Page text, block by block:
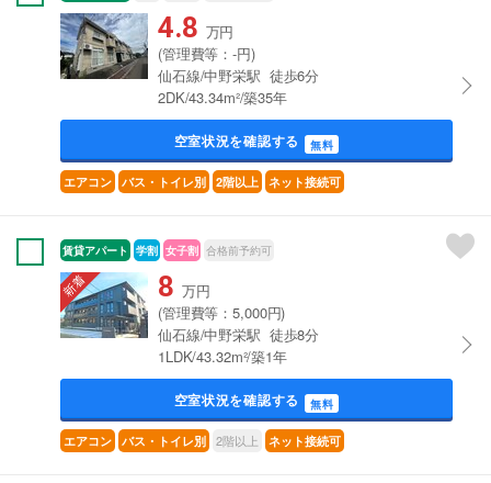
4.8 万円
(管理費等：-円)
仙石線/中野栄駅 徒歩6分
2DK/43.34m²/築35年
空室状況を確認する 無料
エアコン バス・トイレ別 2階以上 ネット接続可
賃貸アパート 学割 女子割 合格前予約可
8 万円
(管理費等：5,000円)
仙石線/中野栄駅 徒歩8分
1LDK/43.32m²/築1年
空室状況を確認する 無料
エアコン バス・トイレ別 2階以上 ネット接続可